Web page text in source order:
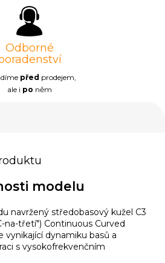
Odborné
před prodejem,
ale i po něm
modelu
navržený středobasový kužel C3
na-třetí") Continuous Curved
vynikající dynamiku basů a
s vysokofrekvenčním